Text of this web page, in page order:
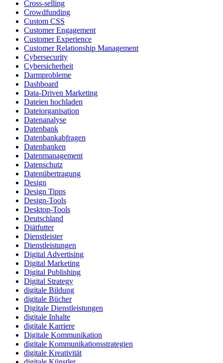
Cross-selling
Crowdfunding
Custom CSS
Customer Engagement
Customer Experience
Customer Relationship Management
Cybersecurity
Cybersicherheit
Darmprobleme
Dashboard
Data-Driven Marketing
Dateien hochladen
Dateiorganisation
Datenanalyse
Datenbank
Datenbankabfragen
Datenbanken
Datenmanagement
Datenschutz
Datenübertragung
Design
Design Tipps
Design-Tools
Desktop-Tools
Deutschland
Diätfutter
Dienstleister
Dienstleistungen
Digital Advertising
Digital Marketing
Digital Publishing
Digital Strategy
digitale Bildung
digitale Bücher
Digitale Dienstleistungen
digitale Inhalte
digitale Karriere
Digitale Kommunikation
digitale Kommunikationsstrategien
digitale Kreativität